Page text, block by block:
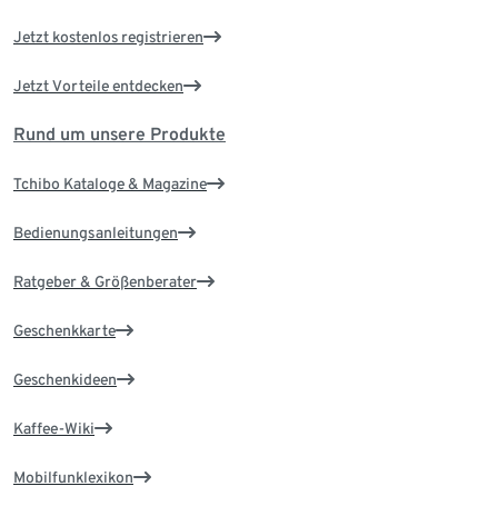
Jetzt kostenlos registrieren
Jetzt Vorteile entdecken
Rund um unsere Produkte
Tchibo Kataloge & Magazine
Bedienungsanleitungen
Ratgeber & Größenberater
Geschenkkarte
Geschenkideen
Kaffee-Wiki
Mobilfunklexikon